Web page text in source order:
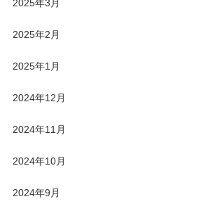
2025年3月
2025年2月
2025年1月
2024年12月
2024年11月
2024年10月
2024年9月